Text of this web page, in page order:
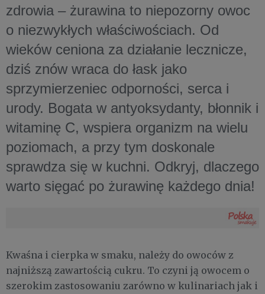
zdrowia – żurawina to niepozorny owoc
o niezwykłych właściwościach. Od
wieków ceniona za działanie lecznicze,
dziś znów wraca do łask jako
sprzymierzeniec odporności, serca i
urody. Bogata w antyoksydanty, błonnik i
witaminę C, wspiera organizm na wielu
poziomach, a przy tym doskonale
sprawdza się w kuchni. Odkryj, dlaczego
warto sięgać po żurawinę każdego dnia!
Kwaśna i cierpka w smaku, należy do owoców z
najniższą zawartością cukru. To czyni ją owocem o
szerokim zastosowaniu zarówno w kulinariach jak i